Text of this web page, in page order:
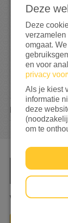
DONATIES
INFO
We wandelen
Deze
Deze
omgaat.
en voor
privacy
Als je kiest
informatie
deze
om te